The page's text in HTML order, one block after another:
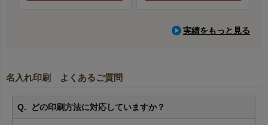
実績をもっと見る
名入れ印刷 よくあるご質問
どの印刷方法に対応していますか？